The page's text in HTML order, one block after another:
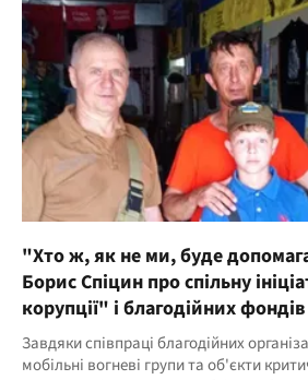
"Хто ж, як не ми, буде
Борис Спіцин про спільну
корупції" і благодійних фондів
Завдяки співпраці благодійних
мобільні вогневі групи та об'єкти